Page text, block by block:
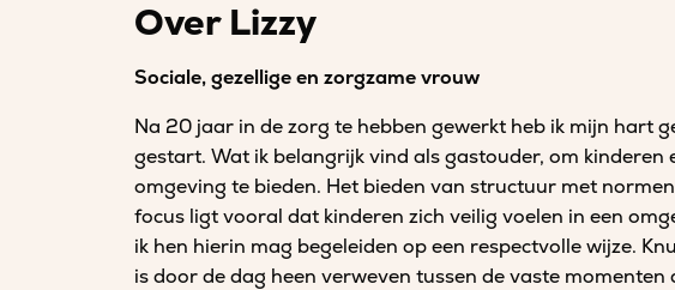
Over Lizzy
Sociale, gezellige en zorgzame vrouw
Na 20 jaar in de zorg te hebben gewerkt heb ik mijn hart
gestart. Wat ik belangrijk vind als gastouder, om kinderen
omgeving te bieden. Het bieden van structuur met
focus ligt vooral dat kinderen zich veilig voelen in een
ik hen hierin mag begeleiden op een respectvolle wijze.
is door de dag heen verweven tussen de vaste momenten